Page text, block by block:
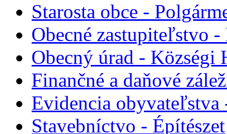
Starosta obce -
Obecné zastupiteľstvo
Obecný úrad - Községi
Finančné a daňové
Evidencia obyvateľstva
Stavebníctvo - Építészet